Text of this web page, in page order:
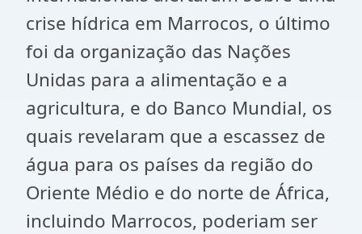
crise hídrica em Marrocos, o último
foi da organização das Nações
Unidas para a alimentação e a
agricultura, e do Banco Mundial, os
quais revelaram que a escassez de
água para os países da região do
Oriente Médio e do norte de África,
incluindo Marrocos, poderiam ser